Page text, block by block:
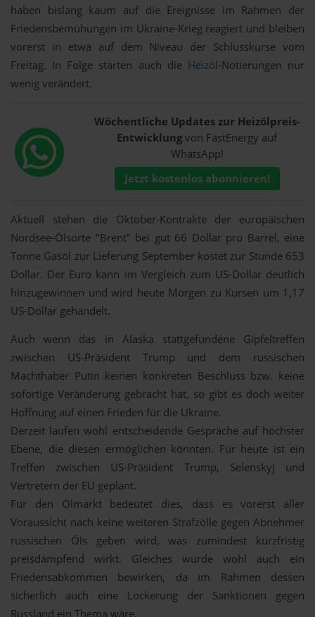
haben bislang kaum auf die Ereignisse im Rahmen der
Friedensbemühungen im Ukraine-Krieg reagiert und bleiben
vorerst in etwa auf dem Niveau der Schlusskurse vom
Freitag. In Folge starten auch die Heizöl-Notierungen nur
wenig verändert.
Wöchentliche Updates zur Heizölpreis-
Entwicklungvon FastEnergy auf
WhatsApp!
Jetzt kostenlos abonnieren!
Aktuell stehen die Oktober-Kontrakte der europäischen
Nordsee-Ölsorte "Brent" bei gut 66 Dollar pro Barrel, eine
Tonne Gasöl zur Lieferung September kostet zur Stunde 653
Dollar. Der Euro kann im Vergleich zum US-Dollar deutlich
hinzugewinnen und wird heute Morgen zu Kursen um 1,17
US-Dollar gehandelt.
Auch wenn das in Alaska stattgefundene Gipfeltreffen
zwischen US-Präsident Trump und dem russischen
Machthaber Putin keinen konkreten Beschluss bzw. keine
sofortige Veränderung gebracht hat, so gibt es doch weiter
Hoffnung auf einen Frieden für die Ukraine.
Derzeit laufen wohl entscheidende Gespräche auf höchster
Ebene, die diesen ermöglichen könnten. Für heute ist ein
Treffen zwischen US-Präsident Trump, Selenskyj und
Vertretern der EU geplant.
Für den Ölmarkt bedeutet dies, dass es vorerst aller
Voraussicht nach keine weiteren Strafzölle gegen Abnehmer
russischen Öls geben wird, was zumindest kurzfristig
preisdämpfend wirkt. Gleiches würde wohl auch ein
Friedensabkommen bewirken, da im Rahmen dessen
sicherlich auch eine Lockerung der Sanktionen gegen
Russland ein Thema wäre.